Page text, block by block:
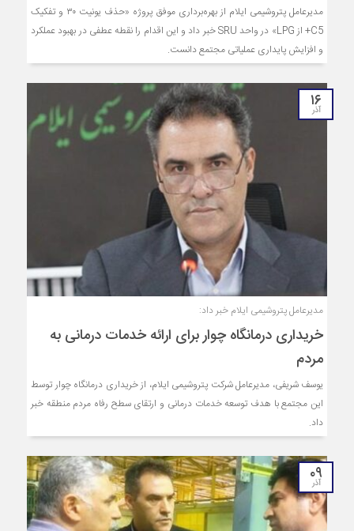
مدیرعامل پتروشیمی ایلام از بهره‌برداری موفق پروژه «حذف یونیت ۳۰ و تفکیک
C5+ از LPG» در واحد SRU خبر داد و این اقدام را نقطه عطفی در بهبود عملکرد
و افزایش پایداری عملیاتی مجتمع دانست.
۱۶
آذر
مدیرعامل پتروشیمی ایلام خبر داد:
خریداری درمانگاه چوار برای ارائه خدمات درمانی به
مردم
یوسف شریفی، مدیرعامل شرکت پتروشیمی ایلام، از خریداری درمانگاه چوار توسط
این مجتمع با هدف توسعه خدمات درمانی و ارتقای سطح رفاه مردم منطقه خبر
داد.
۰۹
آذر